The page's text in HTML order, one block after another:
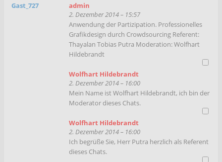
Gast_727
admin
2. Dezember 2014 – 15:57
Anwendung der Partizipation. Professionelles
Grafikdesign durch Crowdsourcing Referent:
Thayalan Tobias Putra Moderation: Wolfhart
Hildebrandt
Wolfhart Hildebrandt
2. Dezember 2014 – 16:00
Mein Name ist Wolfhart Hildebrandt, ich bin der
Moderator dieses Chats.
Wolfhart Hildebrandt
2. Dezember 2014 – 16:00
Ich begrüße Sie, Herr Putra herzlich als Referent
dieses Chats.